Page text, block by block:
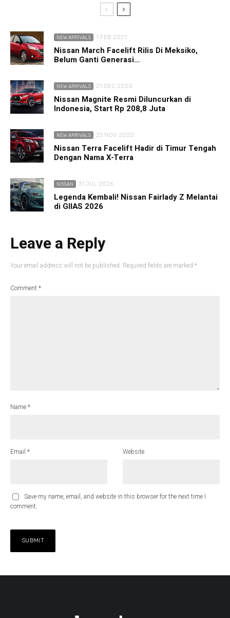
NEW ARRIVALS 1 FEB 2021
Nissan March Facelift Rilis Di Meksiko,
Belum Ganti Generasi…
NEW ARRIVALS 21 DEC 2020
Nissan Magnite Resmi Diluncurkan di
Indonesia, Start Rp 208,8 Juta
NEW ARRIVALS 25 NOV 2020
Nissan Terra Facelift Hadir di Timur Tengah
Dengan Nama X-Terra
NISSAN 31 JUL 2026
Legenda Kembali! Nissan Fairlady Z Melantai
di GIIAS 2026
Leave a Reply
Your email address will not be published. Required fields are marked *
Comment *
Name *
Email * Website
Save my name, email, and website in this browser for the next time I
comment.